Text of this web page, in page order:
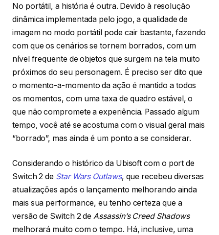
No portátil, a história é outra. Devido à resolução
dinâmica implementada pelo jogo, a qualidade de
imagem no modo portátil pode cair bastante, fazendo
com que os cenários se tornem borrados, com um
nível frequente de objetos que surgem na tela muito
próximos do seu personagem. É preciso ser dito que
o momento-a-momento da ação é mantido a todos
os momentos, com uma taxa de quadro estável, o
que não compromete a experiência. Passado algum
tempo, você até se acostuma com o visual geral mais
“borrado”, mas ainda é um ponto a se considerar.
Considerando o histórico da Ubisoft com o port de
Switch 2 de Star Wars Outlaws, que recebeu diversas
atualizações após o lançamento melhorando ainda
mais sua performance, eu tenho certeza que a
versão de Switch 2 deAssassin’s Creed Shadows
melhorará muito com o tempo. Há, inclusive, uma